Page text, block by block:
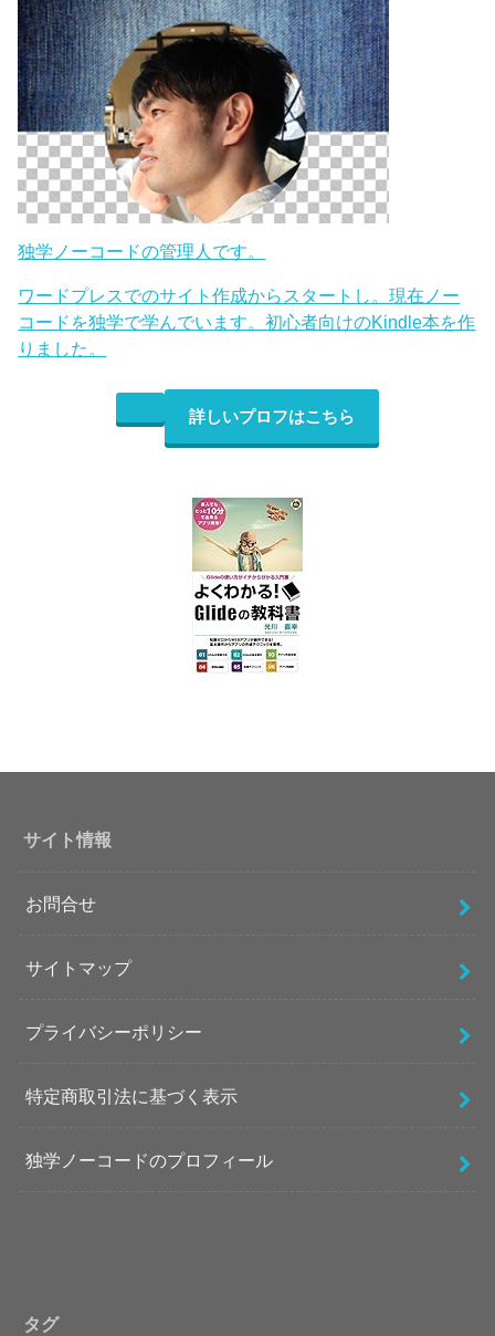
独学ノーコードの管理人です。
ワードプレスでのサイト作成からスタートし。現在ノー
コードを独学で学んでいます。初心者向けのKindle本を作
りました。
詳しいプロフはこちら
サイト情報
お問合せ
サイトマップ
プライバシーポリシー
特定商取引法に基づく表示
独学ノーコードのプロフィール
タグ